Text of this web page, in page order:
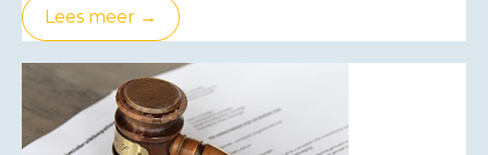
Lees meer →